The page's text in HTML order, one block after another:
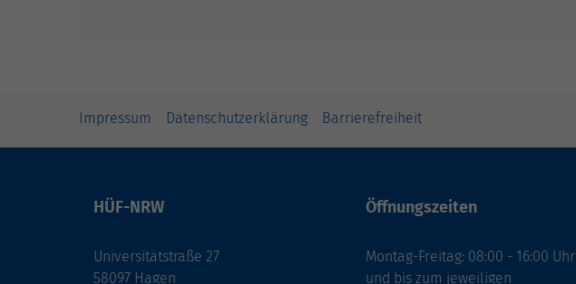
Impressum Datenschutzerklärung Barrierefreiheit
HÜF-NRW
Universitätstraße 27
58097 Hagen
Öffnungszeiten
Montag-Freitag: 08:00 - 16:00 Uhr
und bis zum jeweiligen